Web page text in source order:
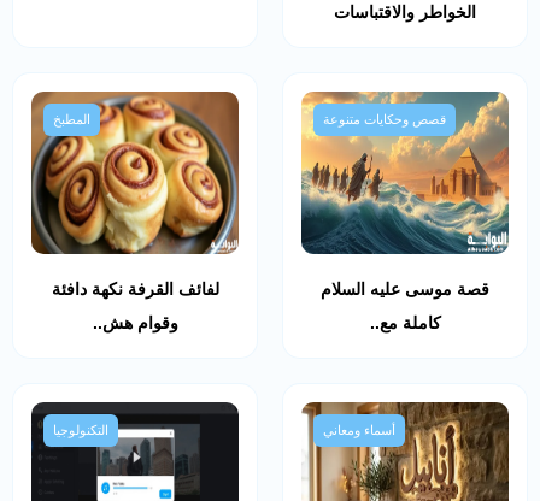
الخواطر والاقتباسات
قصص وحكايات متنوعة
قصة موسى عليه السلام
كاملة مع..
المطبخ
لفائف القرفة نكهة دافئة
وقوام هش..
أسماء ومعاني التكنولوجيا